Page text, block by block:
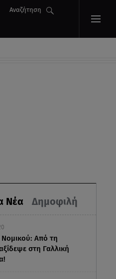
Αναζήτηση
Νέα Δημοφιλή
Από τη
στη Γαλλική